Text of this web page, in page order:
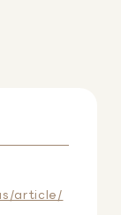
article/